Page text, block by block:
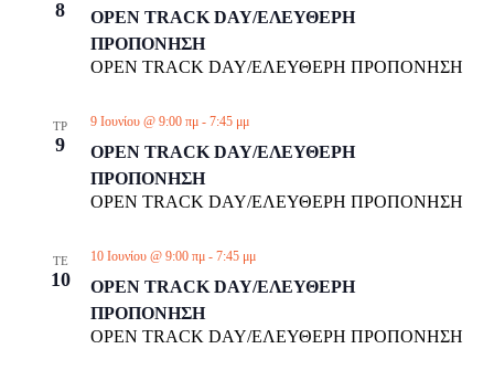
8
OPEN TRACK DAY/ΕΛΕΥΘΕΡΗ
ΠΡΟΠΟΝΗΣΗ
OPEN TRACK DAY/ΕΛΕΥΘΕΡΗ ΠΡΟΠΟΝΗΣΗ
ΤΡ
9
OPEN TRACK DAY/ΕΛΕΥΘΕΡΗ
ΠΡΟΠΟΝΗΣΗ
9 Ιουνίου @ 9:00 πμ- 7:45 μμ
OPEN TRACK DAY/ΕΛΕΥΘΕΡΗ ΠΡΟΠΟΝΗΣΗ
ΤΕ
10
OPEN TRACK DAY/ΕΛΕΥΘΕΡΗ
ΠΡΟΠΟΝΗΣΗ
10 Ιουνίου @ 9:00 πμ- 7:45 μμ
OPEN TRACK DAY/ΕΛΕΥΘΕΡΗ ΠΡΟΠΟΝΗΣΗ